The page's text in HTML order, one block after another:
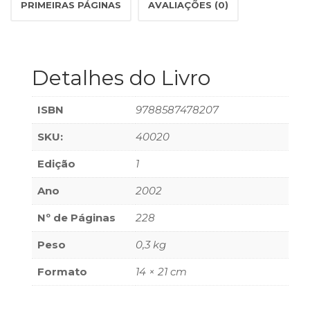
(8)
Relações
Públicas
Comunicação
Empresarial
(31)
Religião,
Espiritualidade,
Filosofia
Saúde
(132)
Sem
categoria
PRIMEIRAS PÁGINAS AVALIAÇÕES (0)
Detalhes do Livro
ISBN 9788587478207
SKU: 40020
Edição 1
Ano 2002
Nº de Páginas 228
Peso 0,3 kg
Formato 14 × 21 cm